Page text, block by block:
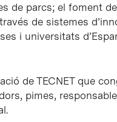
de parcs; el foment
de sistemes
i universitats
de TECNET que
pimes,